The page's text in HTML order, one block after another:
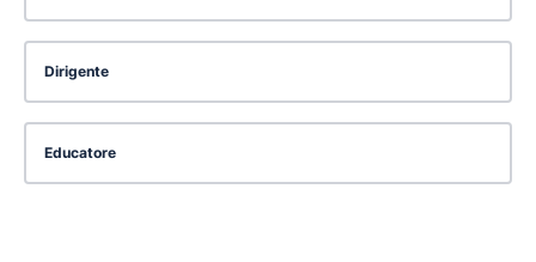
Dirigente
Educatore